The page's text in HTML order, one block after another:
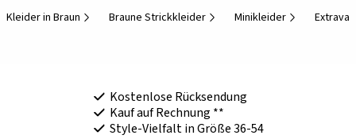
Kleider in Braun Braune Strickkleider Minikleider
Kostenlose Rücksendung
Kauf auf Rechnung **
Style-Vielfalt in Größe 36-54